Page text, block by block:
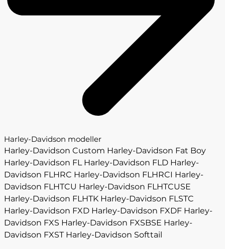
Harley-Davidson modeller
Harley-Davidson Custom Harley-Davidson Fat Boy
Harley-Davidson FL Harley-Davidson FLD Harley-
Davidson FLHRC Harley-Davidson FLHRCI Harley-
Davidson FLHTCU Harley-Davidson FLHTCUSE
Harley-Davidson FLHTK Harley-Davidson FLSTC
Harley-Davidson FXD Harley-Davidson FXDF Harley-
Davidson FXS Harley-Davidson FXSBSE Harley-
Davidson FXST Harley-Davidson Softtail